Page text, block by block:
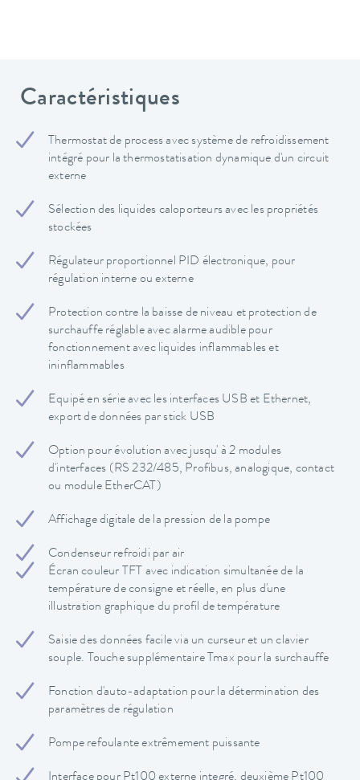
Caractéristiques
Thermostat de process avec système de refroidissement
intégré pour la thermostatisation dynamique d'un circuit
externe
Sélection des liquides caloporteurs avec les propriétés
stockées
Régulateur proportionnel PID électronique, pour
régulation interne ou externe
Protection contre la baisse de niveau et protection de
surchauffe réglable avec alarme audible pour
fonctionnement avec liquides inflammables et
ininflammables
Equipé en série avec les interfaces USB et Ethernet,
export de données par stick USB
Option pour évolution avec jusqu' à 2 modules
d'interfaces (RS 232/485, Profibus, analogique, contact
ou module EtherCAT)
Affichage digitale de la pression de la pompe
Condenseur refroidi par air
Écran couleur TFT avec indication simultanée de la
température de consigne et réelle, en plus d'une
illustration graphique du profil de température
Saisie des données facile via un curseur et un clavier
souple. Touche supplémentaire Tmax pour la surchauffe
Fonction d'auto-adaptation pour la détermination des
paramètres de régulation
Pompe refoulante extrêmement puissante